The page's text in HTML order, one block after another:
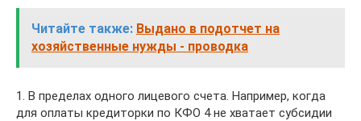
Читайте также: Выдано в подотчет на
хозяйственные нужды - проводка
1. В пределах одного лицевого счета. Например, когда
для оплаты кредиторки по КФО 4 не хватает субсидии